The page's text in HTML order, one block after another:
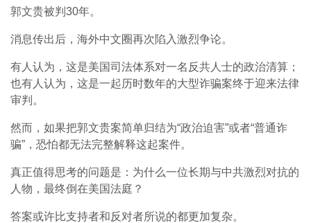
郭文贵被判30年。
消息传出后，海外中文圈再次陷入激烈争论。
有人认为，这是美国司法体系对一名反共人士的政治清算；
也有人认为，这是一起历时数年的大型诈骗案终于迎来法律
审判。
然而，如果把郭文贵案简单归结为“政治迫害”或者“普通诈
骗”，恐怕都无法完整解释这起案件。
真正值得思考的问题是：为什么一位长期与中共激烈对抗的
人物，最终倒在美国法庭？
答案或许比支持者和反对者所说的都更加复杂。